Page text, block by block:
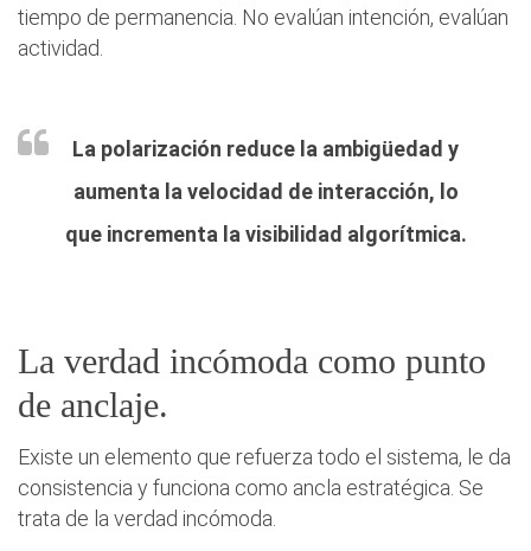
tiempo de permanencia. No evalúan intención, evalúan
actividad.
La polarización reduce la ambigüedad y
aumenta la velocidad de interacción, lo
que incrementa la visibilidad algorítmica.
La verdad incómoda como punto
de anclaje.
Existe un elemento que refuerza todo el sistema, le da
consistencia y funciona como ancla estratégica. Se
trata de la verdad incómoda.